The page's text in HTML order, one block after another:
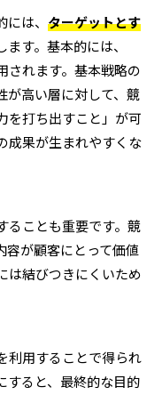
は、 ターゲットとす
ます。基本的には、
されます。基本戦略の
が高い層に対して、競
を打ち出すこと」が可
成果が生まれやすくな
ることも重要です。競
容が顧客にとって価値
は結びつきにくいため
利用することで得られ
すると、最終的な目的